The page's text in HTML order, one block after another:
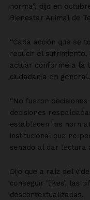
norma”, dijo en
Bienestar Animal de
“Cada acción que se
reducir el
actuar conforme a la
ciudadanía en general.
“No fueron
decisiones
establecen las
institucional que no
senado al dar lectura
Dijo que a raíz del
conseguir ‘likes’, las
descontextualizadas.